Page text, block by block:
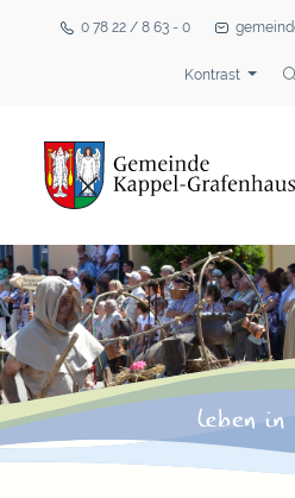
0 78 22 / 8 63 - 0
Kontrast